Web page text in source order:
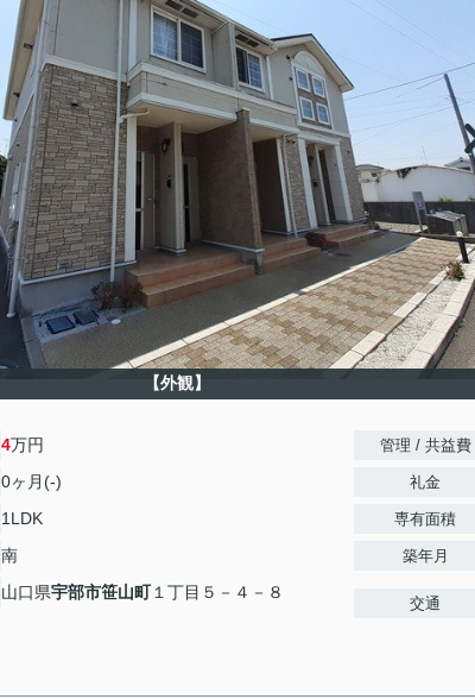
【外観】
4万円
0ヶ月(-)
1LDK
南
山口県宇部市笹山町１丁目５－４－８
管理 / 共益費
礼金
専有面積
築年月
交通